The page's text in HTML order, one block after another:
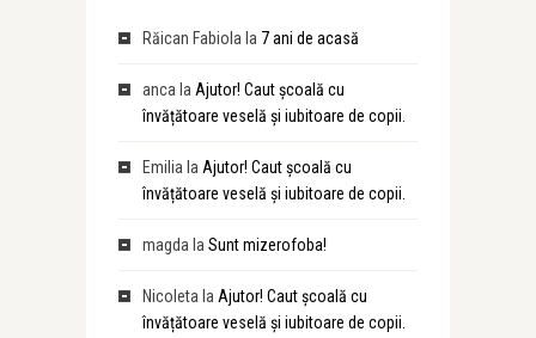
Răican Fabiola la 7 ani de acasă
anca la Ajutor! Caut școală cu
învățătoare veselă și iubitoare de copii.
Emilia la Ajutor! Caut școală cu
învățătoare veselă și iubitoare de copii.
magda la Sunt mizerofoba!
Nicoleta la Ajutor! Caut școală cu
învățătoare veselă și iubitoare de copii.